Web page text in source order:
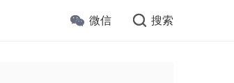
微信 搜索